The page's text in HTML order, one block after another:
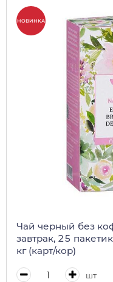
НОВИНКА
Чай черный без
завтрак, 25
кг (карт/кор)
шт